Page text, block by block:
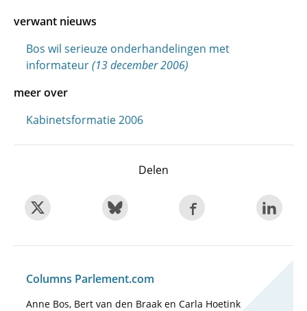
verwant nieuws
Bos wil serieuze onderhandelingen met
informateur(13 december 2006)
meer over
Kabinetsformatie 2006
Delen
Columns Parlement.com
Anne Bos, Bert van den Braak en Carla Hoetink